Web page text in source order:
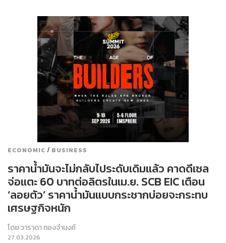
ECONOMIC / BUSINESS
ราคาน้ำมันจะไม่กลับไประดับเดิมแล้ว คาดดีเซล
จ่อแตะ 60 บาทต่อลิตรในเม.ย. SCB EIC เตือน
‘ลอยตัว’ ราคาน้ำมันแบบกระชากบ่อยจะกระทบ
เศรษฐกิจหนัก
โดยวาราดา ทองจำนงค์
27.03.2026